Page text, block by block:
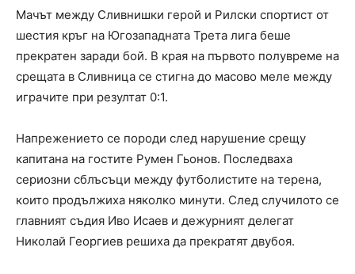
Мачът между Сливнишки герой и Рилски спортист от
шестия кръг на Югозападната Трета лига беше
прекратен заради бой. В края на първото полувреме на
срещата в Сливница се стигна до масово меле между
играчите при резултат 0:1.
Напрежението се породи след нарушение срещу
капитана на гостите Румен Гьонов. Последваха
сериозни сблъсъци между футболистите на терена,
които продължиха няколко минути. След случилото се
главният съдия Иво Исаев и дежурният делегат
Николай Георгиев решиха да прекратят двубоя.